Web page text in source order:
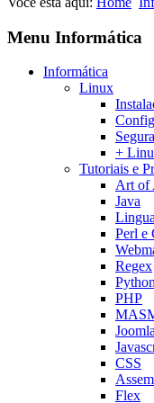
Menu Informática
Informática
Linux
+
Tutoriais e
Art of
Java
Perl e
Regex
Python
PHP
Joomla
CSS
Flex